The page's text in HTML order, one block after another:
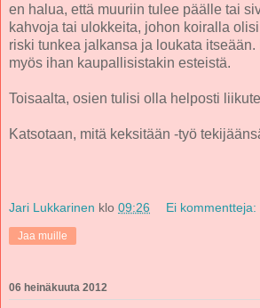
en halua, että muuriin tulee päälle tai
kahvoja tai ulokkeita, johon koiralla
riski tunkea jalkansa ja loukata
myös ihan kaupallisistakin esteistä.
Toisaalta, osien tulisi olla helposti
Katsotaan, mitä keksitään -työ
Jari Lukkarinen klo 09:26 Ei kommentteja:
Jaa muille
06 heinäkuuta 2012